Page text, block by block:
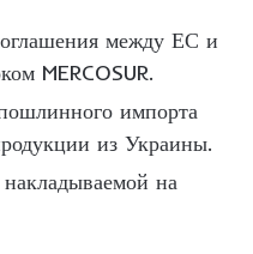
между ЕС и
MERCOSUR.
импорта
из Украины.
на